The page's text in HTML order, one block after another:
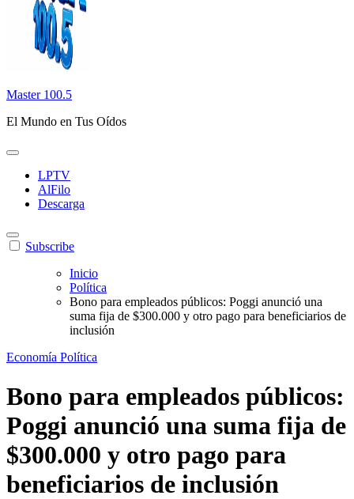
Master 100.5
El Mundo en Tus Oídos
LPTV
AlFilo
Descarga
Subscribe
Inicio
Política
Bono para empleados públicos: Poggi anunció una
suma fija de $300.000 y otro pago para beneficiarios de
inclusión
Economía Política
Bono para empleados públicos:
Poggi anunció una suma fija de
$300.000 y otro pago para
beneficiarios de inclusión